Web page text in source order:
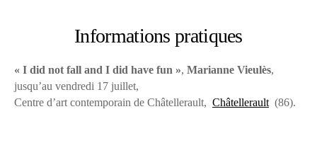
Informations pratiques
« I did not fall and I did have fun », Marianne Vieulès,
jusqu’au vendredi 17 juillet,
Centre d’art contemporain de Châtellerault, Châtellerault (86).